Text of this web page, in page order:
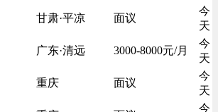
甘肃·平凉 面议
今
天
广东·清远 3000-8000元/月
今
天
重庆 面议
今
天
今